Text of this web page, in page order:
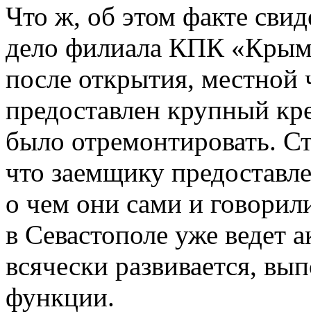
Что ж, об этом факте
дело филиала КПК
после открытия, местной
предоставлен крупный
было отремонтировать.
что заемщику
о чем они сами и
в Севастополе уже ведет
всячески развивается,
функции.